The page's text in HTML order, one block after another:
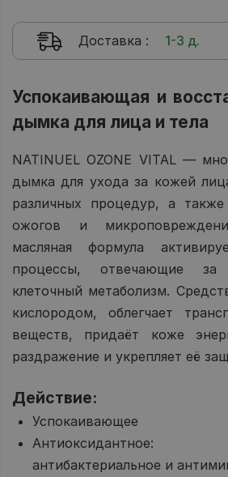
Доставка : 1-3 д.
Успокаивающая и
дымка для лица и тела
NATINUEL OZONE VITAL —
дымка для ухода за кожей
различных процедур, а
ожогов и
масляная формула
процессы, отвечающие
клеточный метаболизм.
кислородом, облегчает
веществ, придаёт коже
раздражение и укрепляет её
Действие:
Успокаивающее
антибактериальное и